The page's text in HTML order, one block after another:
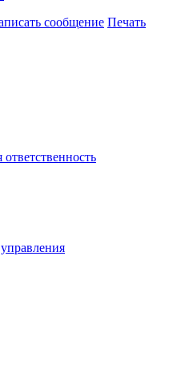
сообщение Печать